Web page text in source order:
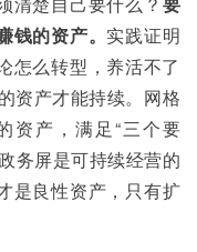
的资产。 实践证明
怎么转型，养活不了
资产才能持续。网格
资产，满足“三个要
务屏是可持续经营的
良性资产，只有扩